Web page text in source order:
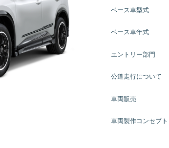
ベース車型式
ベース車年式
エントリー部門
公道走行について
車両販売
車両製作コンセプト